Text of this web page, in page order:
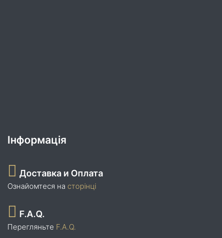
Інформація
Доставка и Оплата
Ознайомтеся на сторінці
F.A.Q.
Перегляньте F.A.Q.